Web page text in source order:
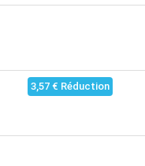
3,57 € Réduction